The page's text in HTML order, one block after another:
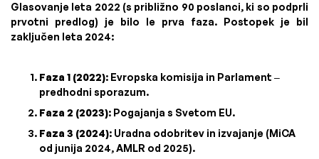
Glasovanje leta 2022 (s približno 90 poslanci, ki so podprli
prvotni predlog) je bilo le prva faza. Postopek je bil
zaključen leta 2024:
Faza 1 (2022): Evropska komisija in Parlament –
predhodni sporazum.
Faza 2 (2023): Pogajanja s Svetom EU.
Faza 3 (2024): Uradna odobritev in izvajanje (MiCA
od junija 2024, AMLR od 2025).